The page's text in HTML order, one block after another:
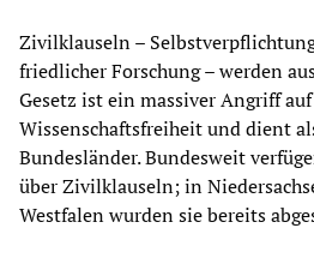
Zivilklauseln –
friedlicher Forschung – werden
Gesetz ist ein massiver Angriff
Wissenschaftsfreiheit und dient
Bundesländer. Bundesweit
über Zivilklauseln; in
Westfalen wurden sie bereits